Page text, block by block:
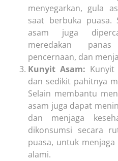
menyegarkan, gula
saat berbuka puasa.
asam juga
meredakan
pencernaan, dan
Kunyit Asam:
dan sedikit pahitnya
Selain membantu
asam juga dapat
dan menjaga
dikonsumsi secara
puasa, untuk
alami.